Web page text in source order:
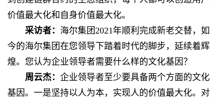
价值最大化和自身价值最大化。
采访者： 海尔集团2021年顺利完成新老交替，如
今的海尔集团在您领导下踏着时代的脚步，延续着辉
煌。您认为企业领导者需要什么样的文化基因？
周云杰： 企业领导者至少要具备两个方面的文化
基因。一是坚持以人为本，实现人的价值最大化。对